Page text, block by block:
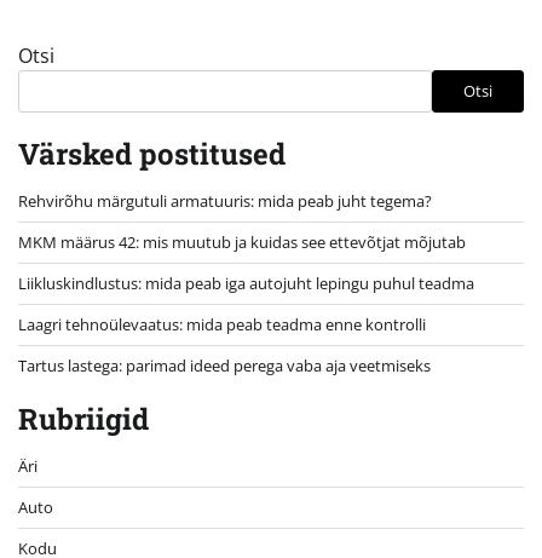
Otsi
Otsi
Värsked postitused
Rehvirõhu märgutuli armatuuris: mida peab juht tegema?
MKM määrus 42: mis muutub ja kuidas see ettevõtjat mõjutab
Liikluskindlustus: mida peab iga autojuht lepingu puhul teadma
Laagri tehnoülevaatus: mida peab teadma enne kontrolli
Tartus lastega: parimad ideed perega vaba aja veetmiseks
Rubriigid
Äri
Auto
Kodu